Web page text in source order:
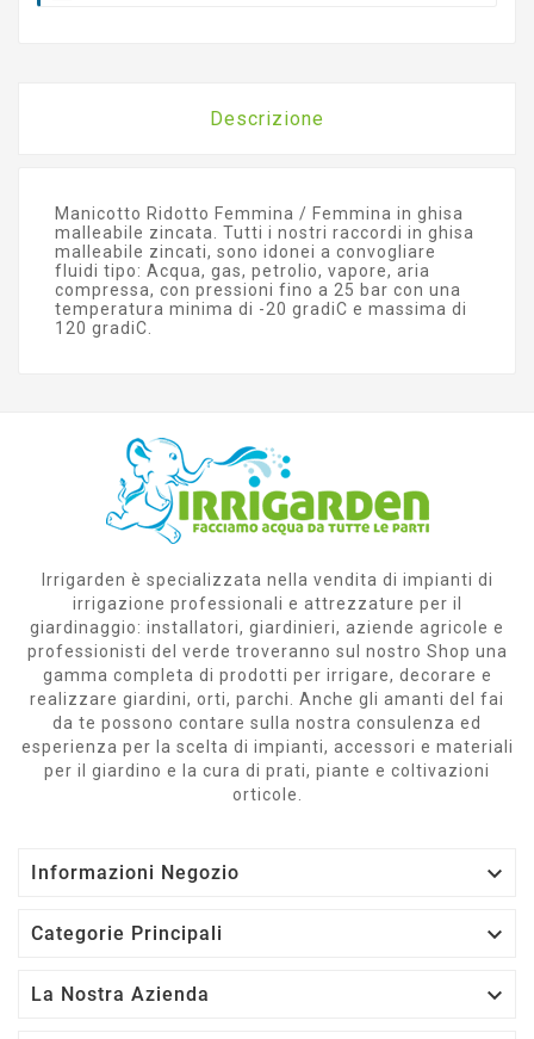
Descrizione
Manicotto Ridotto Femmina / Femmina in ghisa
malleabile zincata. Tutti i nostri raccordi in ghisa
malleabile zincati, sono idonei a convogliare
fluidi tipo: Acqua, gas, petrolio, vapore, aria
compressa, con pressioni fino a 25 bar con una
temperatura minima di -20 gradiC e massima di
120 gradiC.
Irrigarden è specializzata nella vendita di impianti di
irrigazione professionali e attrezzature per il
giardinaggio: installatori, giardinieri, aziende agricole e
professionisti del verde troveranno sul nostro Shop una
gamma completa di prodotti per irrigare, decorare e
realizzare giardini, orti, parchi. Anche gli amanti del fai
da te possono contare sulla nostra consulenza ed
esperienza per la scelta di impianti, accessori e materiali
per il giardino e la cura di prati, piante e coltivazioni
orticole.
Informazioni Negozio 
Categorie Principali 
La Nostra Azienda 